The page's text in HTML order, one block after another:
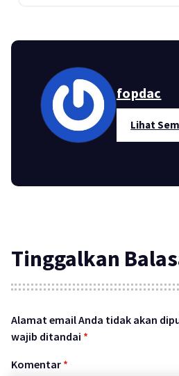
fopdac
Lihat
Tinggalkan
Alamat email Anda tidak akan
wajib ditandai *
Komentar *